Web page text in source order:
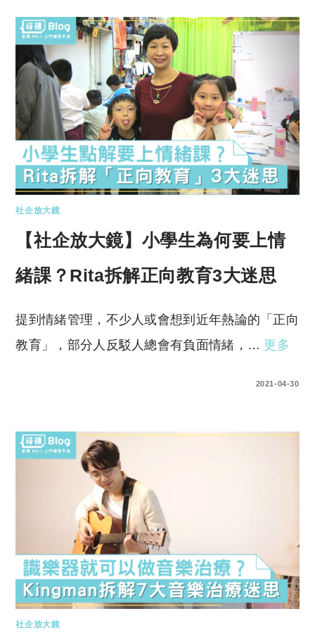
社企放大鏡
【社企放大鏡】小學生為何要上情
緒課？Rita拆解正向教育3大迷思
提到情緒管理，不少人或會想到近年熱論的「正向
教育」，部分人反駁人總會有負面情緒，… 更多
2021-04-30
社企放大鏡